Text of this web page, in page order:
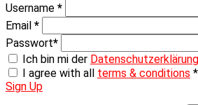
Username *
Email *
Passwort*
Ich bin mi der Datenschutzerklärung
I agree with all terms & conditions *
Sign Up